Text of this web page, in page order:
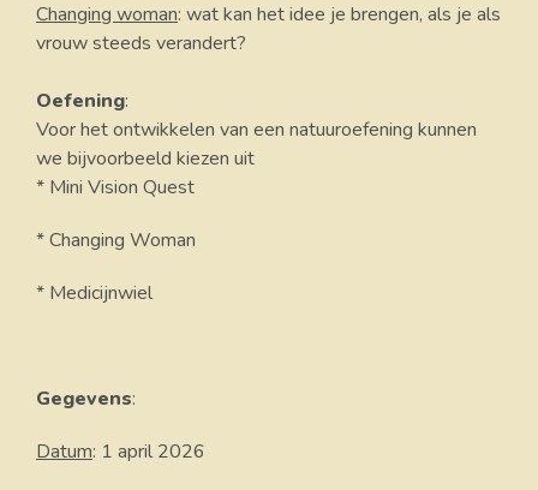
Changing woman: wat kan het idee je brengen, als je als
vrouw steeds verandert?
Oefening:
Voor het ontwikkelen van een natuuroefening kunnen
we bijvoorbeeld kiezen uit
* Mini Vision Quest
* Changing Woman
* Medicijnwiel
Gegevens:
Datum: 1 april 2026